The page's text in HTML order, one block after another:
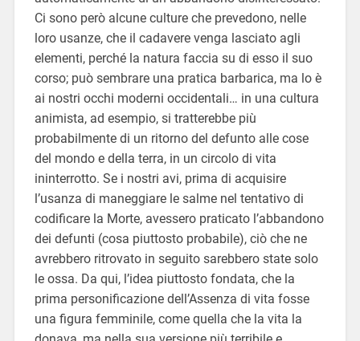
Ci sono però alcune culture che prevedono, nelle
loro usanze, che il cadavere venga lasciato agli
elementi, perché la natura faccia su di esso il suo
corso; può sembrare una pratica barbarica, ma lo è
ai nostri occhi moderni occidentali… in una cultura
animista, ad esempio, si tratterebbe più
probabilmente di un ritorno del defunto alle cose
del mondo e della terra, in un circolo di vita
ininterrotto. Se i nostri avi, prima di acquisire
l’usanza di maneggiare le salme nel tentativo di
codificare la Morte, avessero praticato l’abbandono
dei defunti (cosa piuttosto probabile), ciò che ne
avrebbero ritrovato in seguito sarebbero state solo
le ossa. Da qui, l’idea piuttosto fondata, che la
prima personificazione dell’Assenza di vita fosse
una figura femminile, come quella che la vita la